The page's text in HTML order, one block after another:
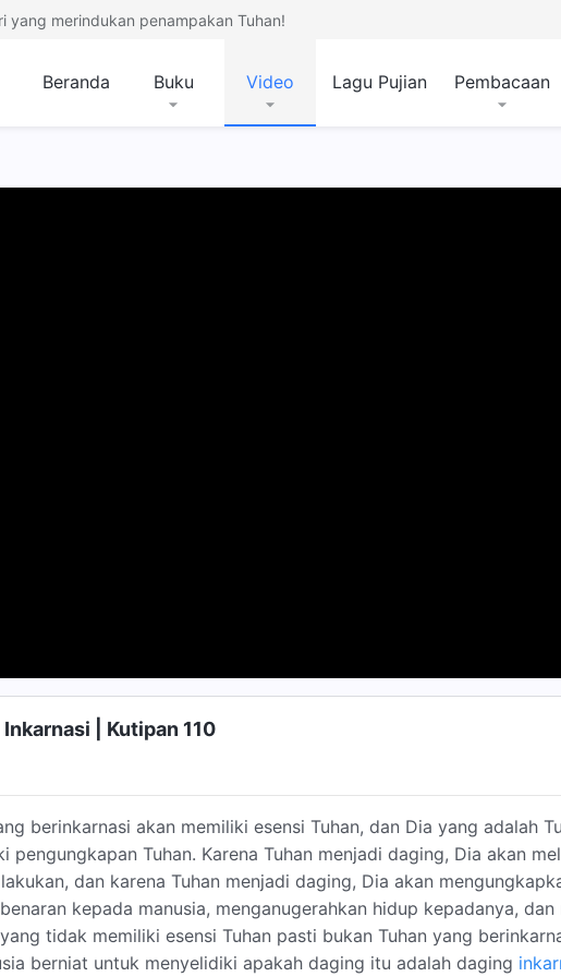
yang merindukan penampakan Tuhan!
Beranda Buku Video Lagu Pujian Pembacaan
| Kutipan 110
berinkarnasi akan memiliki esensi Tuhan, dan Dia yang adalah
pengungkapan Tuhan. Karena Tuhan menjadi daging, Dia akan
dan karena Tuhan menjadi daging, Dia akan
kepada manusia, menganugerahkan hidup kepadanya, dan
tidak memiliki esensi Tuhan pasti bukan Tuhan yang
berniat untuk menyelidiki apakah daging itu adalah daging